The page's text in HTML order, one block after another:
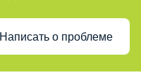
Написать о проблеме